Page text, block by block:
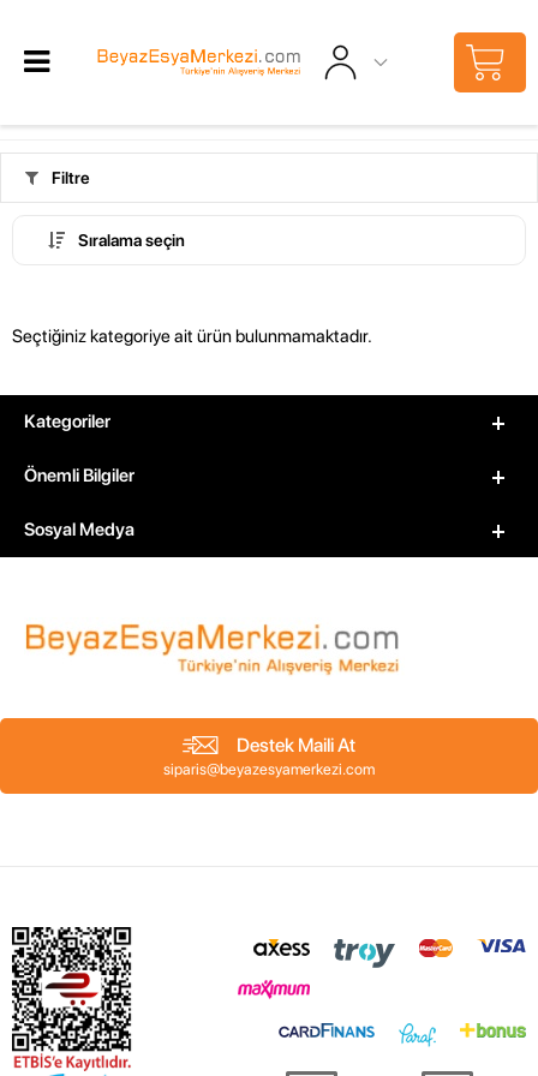
Filtre
Sıralama seçin
Seçtiğiniz kategoriye ait ürün bulunmamaktadır.
Kategoriler
Önemli Bilgiler
Sosyal Medya
Destek Maili At
siparis@beyazesyamerkezi.com